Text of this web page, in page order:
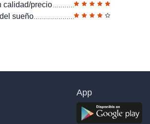
calidad/precio
sueño
App